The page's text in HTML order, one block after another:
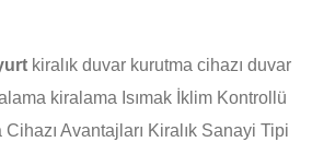
kiralık duvar kurutma cihazı duvar
kiralama Isımak İklim Kontrollü
Cihazı Avantajları Kiralık Sanayi Tipi